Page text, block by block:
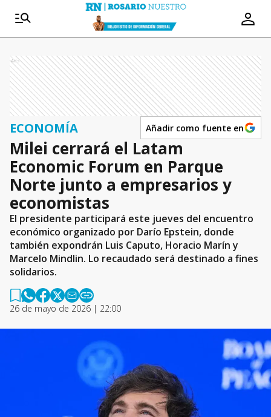
Ads
ECONOMÍA Añadir como fuente en
Milei cerrará el Latam
Economic Forum en Parque
Norte junto a empresarios y
economistas
El presidente participará este jueves del encuentro
económico organizado por Darío Epstein, donde
también expondrán Luis Caputo, Horacio Marín y
Marcelo Mindlin. Lo recaudado será destinado a fines
solidarios.
26 de mayo de 2026 | 22:00